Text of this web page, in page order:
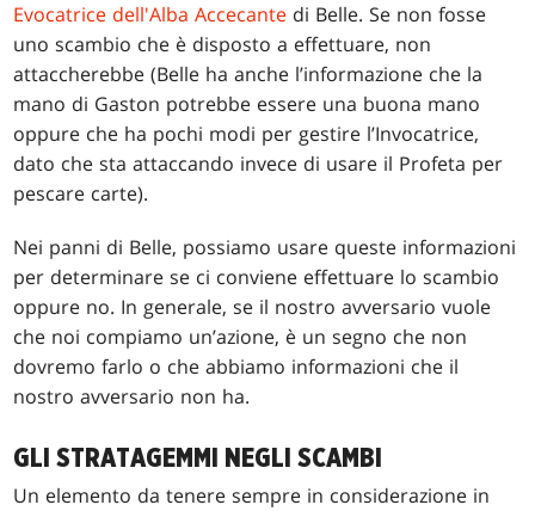
Evocatrice dell'Alba Accecante di Belle. Se non fosse
uno scambio che è disposto a effettuare, non
attaccherebbe (Belle ha anche l’informazione che la
mano di Gaston potrebbe essere una buona mano
oppure che ha pochi modi per gestire l’Invocatrice,
dato che sta attaccando invece di usare il Profeta per
pescare carte).
Nei panni di Belle, possiamo usare queste informazioni
per determinare se ci conviene effettuare lo scambio
oppure no. In generale, se il nostro avversario vuole
che noi compiamo un’azione, è un segno che non
dovremo farlo o che abbiamo informazioni che il
nostro avversario non ha.
GLI STRATAGEMMI NEGLI SCAMBI
Un elemento da tenere sempre in considerazione in